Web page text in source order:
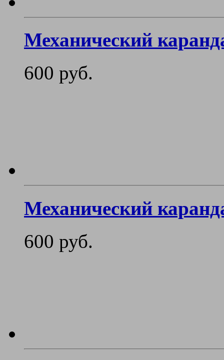
Механический
600 руб.
Механический
600 руб.